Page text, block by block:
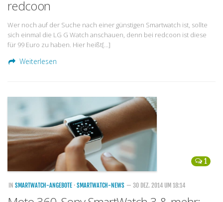
redcoon
Wer noch auf der Suche nach einer günstigen Smartwatch ist, sollte
sich einmal die LG G Watch anschauen, denn bei redcoon ist diese
für 99 Euro zu haben. Hier heißt[…]
Weiterlesen
1
IN SMARTWATCH-ANGEBOTE · SMARTWATCH-NEWS — 30 DEZ. 2014 UM 18:14